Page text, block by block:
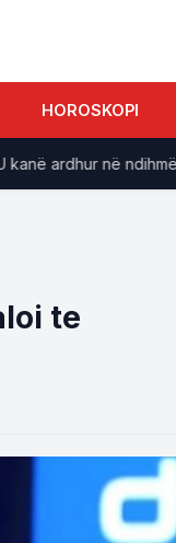
HOROSKOPI
ardhur në ndihmë
te